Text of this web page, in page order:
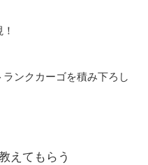
ンクカーゴを積み下ろし
えてもらう